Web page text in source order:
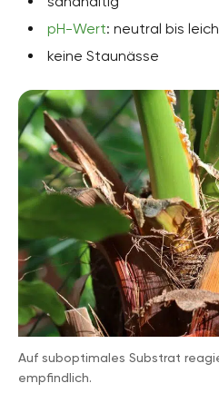
pH-Wert: neutral bis
keine Staunässe
Auf suboptimales Substrat
empfindlich.